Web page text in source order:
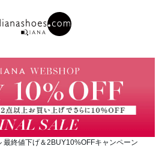
最終値下げ＆2BUY10%OFFキャンペーン